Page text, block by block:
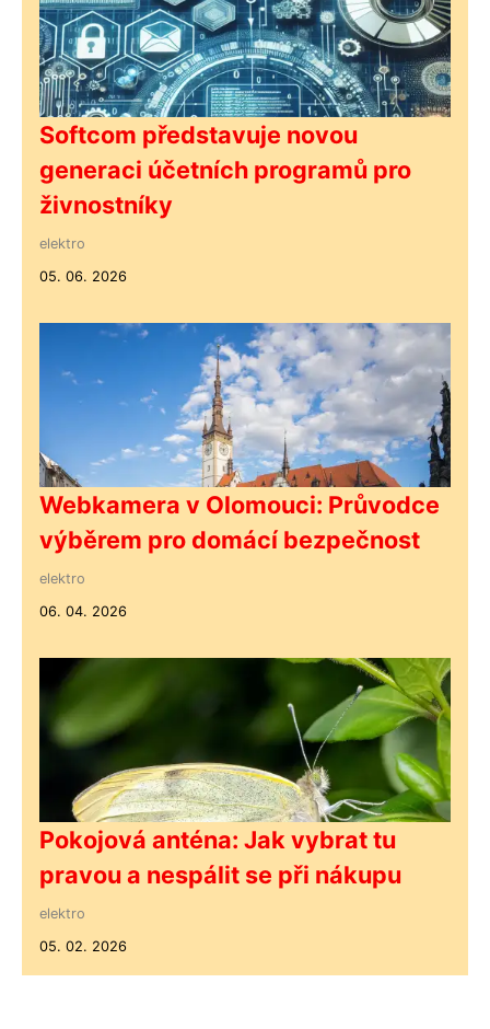
Softcom představuje novou
generaci účetních programů pro
živnostníky
elektro
05. 06. 2026
Webkamera v Olomouci: Průvodce
výběrem pro domácí bezpečnost
elektro
06. 04. 2026
Pokojová anténa: Jak vybrat tu
pravou a nespálit se při nákupu
elektro
05. 02. 2026